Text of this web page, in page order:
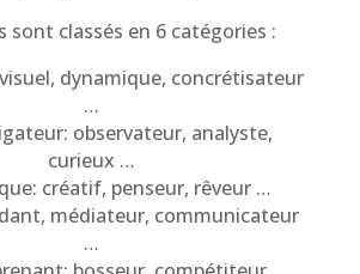
sont classés en 6 catégories :
dynamique, concrétisateur
…
observateur, analyste,
curieux …
créatif, penseur, rêveur …
médiateur, communicateur
…